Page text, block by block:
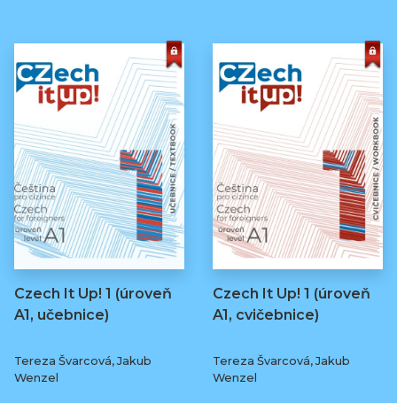
Czech It Up! 1 (úroveň
A1, učebnice)
Tereza Švarcová, Jakub
Wenzel
Czech It Up! 1 (úroveň
A1, cvičebnice)
Tereza Švarcová, Jakub
Wenzel